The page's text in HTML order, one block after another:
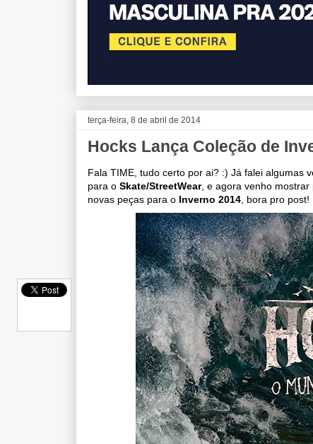
terça-feira, 8 de abril de 2014
Hocks Lança Coleção de
Fala TIME, tudo certo por ai? :) Já falei algumas
para o Skate/StreetWear, e agora venho mostrar
novas peças para o Inverno 2014 , bora pro post!